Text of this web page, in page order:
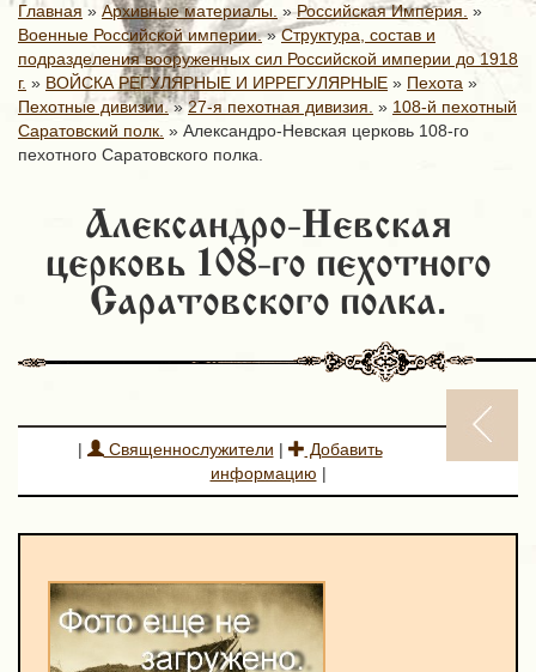
Главная » Архивные материалы. »Российская Империя. »
Военные Российской империи.»Структура, состав и
подразделения вооруженных сил Российской империи до 1918
г. » ВОЙСКА РЕГУЛЯРНЫЕ И ИРРЕГУЛЯРНЫЕ » Пехота »
Пехотные дивизии.»27-я пехотная дивизия. » 108-й пехотный
Саратовский полк. » Александро-Невская церковь 108-го
пехотного Саратовского полка.
Александро-Невская
церковь 108-го пехотного
Саратовского полка.
| Священнослужители |
Добавить
информацию |